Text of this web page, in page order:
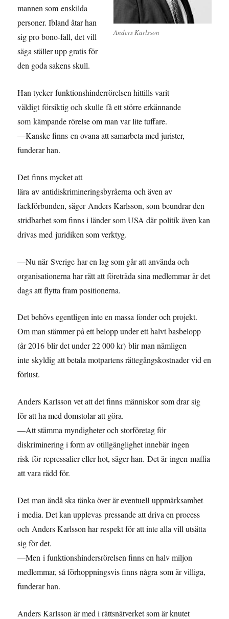
Anders Karlsson
mannen som enskilda
personer. Ibland åtar han
sig pro bono-fall, det vill
säga ställer upp gratis för
den goda sakens skull.
Han tycker funktionshinderrörelsen hittills varit
väldigt försiktig och skulle få ett större erkännande
som kämpande rörelse om man var lite tuffare.
—Kanske finns en ovana att samarbeta med jurister,
funderar han.
Det finns mycket att
lära av antidiskrimineringsbyråerna och även av
fackförbunden, säger Anders Karlsson, som beundrar den
stridbarhet som finns i länder som USA där politik även kan
drivas med juridiken som verktyg.
—Nu när Sverige har en lag som går att använda och
organisationerna har rätt att företräda sina medlemmar är det
dags att flytta fram positionerna.
Det behövs egentligen inte en massa fonder och projekt.
Om man stämmer på ett belopp under ett halvt basbelopp
(år 2016 blir det under 22 000 kr) blir man nämligen
inte skyldig att betala motpartens rättegångskostnader vid en
förlust.
Anders Karlsson vet att det finns människor som drar sig
för att ha med domstolar att göra.
—Att stämma myndigheter och storföretag för
diskriminering i form av otillgänglighet innebär ingen
risk för repressalier eller hot, säger han. Det är ingen maffia
att vara rädd för.
Det man ändå ska tänka över är eventuell uppmärksamhet
i media. Det kan upplevas pressande att driva en process
och Anders Karlsson har respekt för att inte alla vill utsätta
sig för det.
—Men i funktionshindersrörelsen finns en halv miljon
medlemmar, så förhoppningsvis finns några som är villiga,
funderar han.
Anders Karlsson är med i rättsnätverket som är knutet